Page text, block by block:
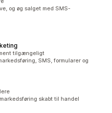
og øg salget med SMS-
tilgængeligt
SMS, formularer og
skabt til handel